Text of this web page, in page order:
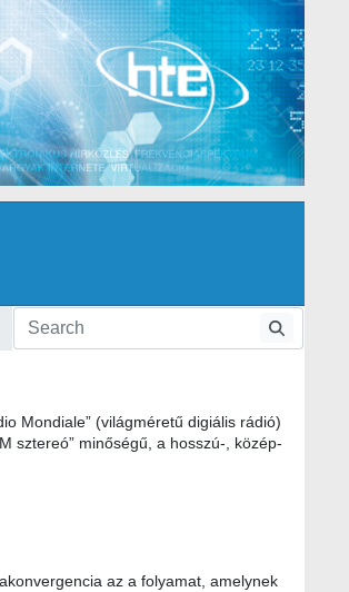
Mondiale” (világméretű digiális rádió)
sztereó” minőségű, a hosszú-, közép-
az a folyamat, amelynek